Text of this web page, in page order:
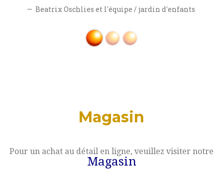
Beatrix Oschlies et l'équipe / jardin d'enfants
Magasin
Pour un achat au détail en ligne, veuillez visiter notre
Magasin